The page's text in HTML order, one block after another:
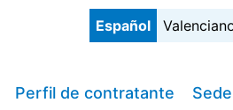
Español
Perfil de contratante